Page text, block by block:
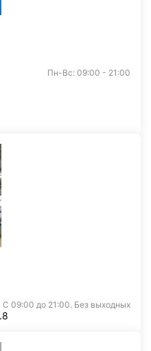
Пн-Вс: 09:00 - 21:00
С 09:00 до 21:00. Без выходных